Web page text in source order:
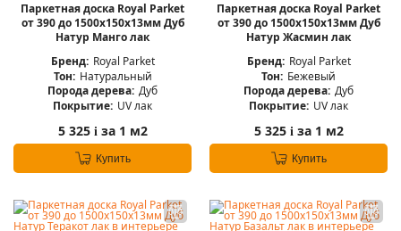
Паркетная доска Royal Parket
от 390 до 1500х150х13мм Дуб
Натур Манго лак
Бренд: Royal Parket
Тон: Натуральный
Порода дерева: Дуб
Покрытие: UV лак
5 325 iза 1 м2
Купить
Паркетная доска Royal Parket
от 390 до 1500х150х13мм Дуб
Натур Жасмин лак
Бренд: Royal Parket
Тон: Бежевый
Порода дерева: Дуб
Покрытие: UV лак
5 325 iза 1 м2
Купить